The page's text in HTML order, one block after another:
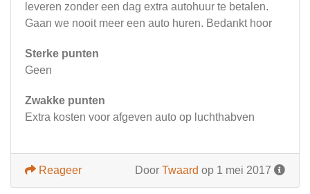
leveren zonder een dag extra autohuur te betalen.
Gaan we nooit meer een auto huren. Bedankt hoor
Sterke punten
Geen
Zwakke punten
Extra kosten voor afgeven auto op luchthabven
Door Twaard op 1 mei 2017
Reageer